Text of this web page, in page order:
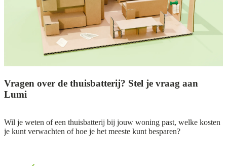
Vragen over de thuisbatterij? Stel je vraag aan
Lumi
Wil je weten of een thuisbatterij bij jouw woning past, welke kosten
je kunt verwachten of hoe je het meeste kunt besparen?